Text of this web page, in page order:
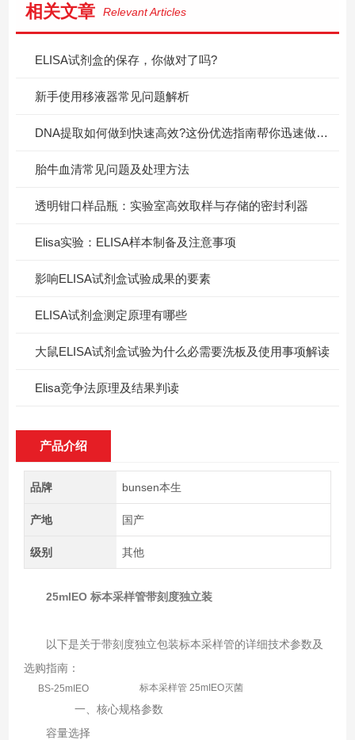
相关文章 Relevant Articles
ELISA试剂盒的保存，你做对了吗?
新手使用移液器常见问题解析
DNA提取如何做到快速高效?这份优选指南帮你迅速做出决定!
胎牛血清常见问题及处理方法
透明钳口样品瓶：实验室高效取样与存储的密封利器
Elisa实验：ELISA样本制备及注意事项
影响ELISA试剂盒试验成果的要素
ELISA试剂盒测定原理有哪些
大鼠ELISA试剂盒试验为什么必需要洗板及使用事项解读
Elisa竞争法原理及结果判读
产品介绍
品牌 bunsen本生
产地 国产
级别 其他
25mlEO 标本采样管带刻度独立装
以下是关于带刻度独立包装标本采样管的详细技术参数及
选购指南：
BS-25mIEO 标本采样管 25mIEO灭菌
一、核心规格参数
容量选择